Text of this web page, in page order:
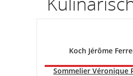
Koch Jérôme
Sommelier Véronique